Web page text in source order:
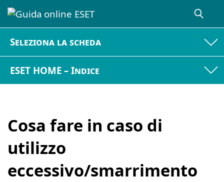
Seleziona la scheda
ESET HOME – Indice
Cosa fare in caso di
utilizzo
eccessivo/smarrimento